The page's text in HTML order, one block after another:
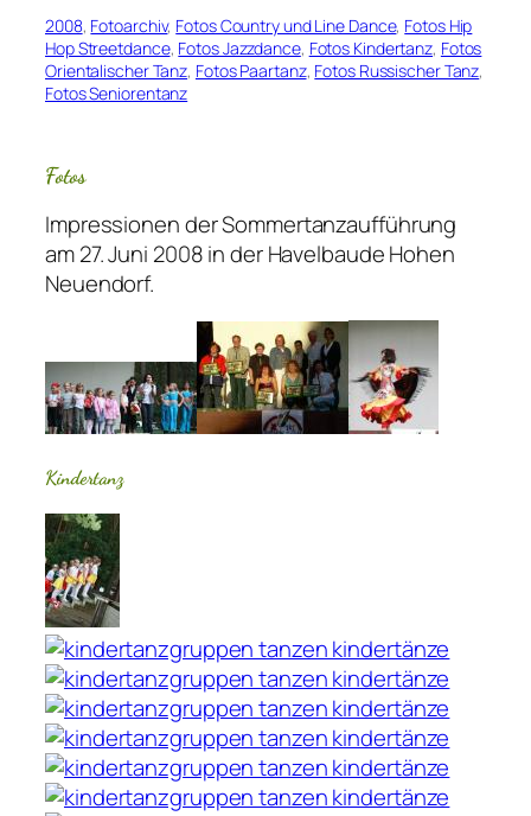
2008, Fotoarchiv, Fotos Country und Line Dance, Fotos Hip
Hop Streetdance, Fotos Jazzdance, Fotos Kindertanz, Fotos
Orientalischer Tanz, Fotos Paartanz, Fotos Russischer Tanz
Fotos Seniorentanz
Fotos
Impressionen der Sommertanzaufführung
am 27. Juni 2008 in der Havelbaude Hohen
Neuendorf.
Kindertanz